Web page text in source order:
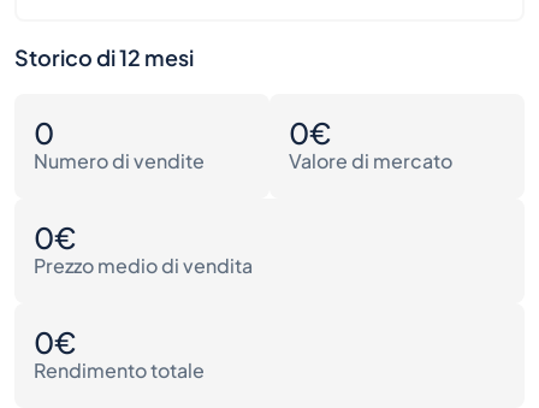
Storico di 12 mesi
0
Numero di vendite
0€
Valore di mercato
0€
Prezzo medio di vendita
0€
Rendimento totale